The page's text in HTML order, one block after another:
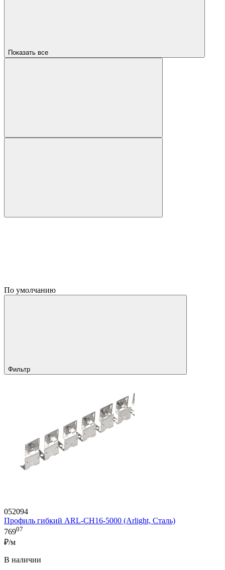
Показать все
По умолчанию
Фильтр
052094
Профиль гибкий ARL-CH16-5000 (Arlight, Сталь)
76907
₽/м
В наличии